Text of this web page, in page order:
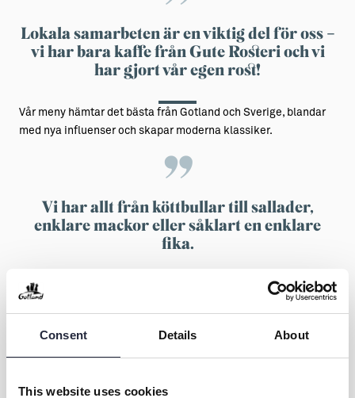
Consent Details About
This website uses cookies
Lokala samarbeten är en viktig del för oss –
vi har bara kaffe från Gute Rosteri och vi
har gjort vår egen rost!
Vår meny hämtar det bästa från Gotland och Sverige, blandar
med nya influenser och skapar moderna klassiker.
Vi har allt från köttbullar till sallader,
enklare mackor eller såklart en enklare
fika.
Fråga oss gärna om vår meny – vi älskar att prata mat i
Följ oss på Instagram: www.instagram.com/icanders_visby